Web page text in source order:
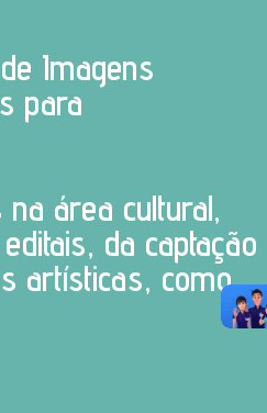
Imagens
para
área cultural,
da captação
artísticas, como